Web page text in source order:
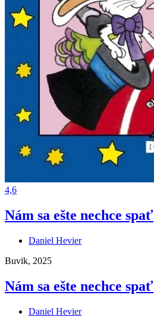
4,6
Nám sa ešte nechce spať
Daniel Hevier
Buvik, 2025
Nám sa ešte nechce spať
Daniel Hevier